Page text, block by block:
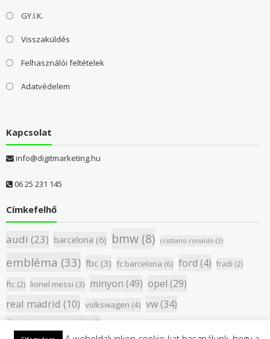
GY.I.K.
Visszaküldés
Felhasználói feltételek
Adatvédelem
Kapcsolat
info@digitmarketing.hu
06 25 231 145
Címkefelhő
audi (23) barcelona (6) bmw(8) cristiano ronaldo (3)
embléma (33) fbc (3) fc barcelona (6) ford (4) fradi (2)
ftc(2) lionel messi (3) minyon (49) opel (29)
real madrid (10) volkswagen (4) vw(34)
újpesti torna egyesület(2)